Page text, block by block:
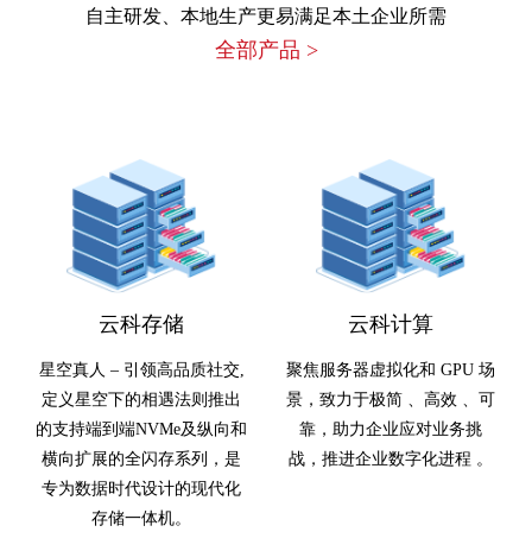
自主研发、本地生产更易满足本土企业所需
全部产品 >
云科存储
星空真人 – 引领高品质社交,
定义星空下的相遇法则推出
的支持端到端NVMe及纵向和
横向扩展的全闪存系列，是
专为数据时代设计的现代化
存储一体机。
云科计算
聚焦服务器虚拟化和 GPU 场
景，致力于极简 、高效 、可
靠，助力企业应对业务挑
战，推进企业数字化进程 。